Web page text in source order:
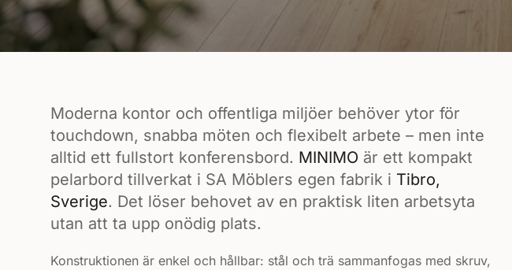
Moderna kontor och offentliga miljöer behöver ytor för
touchdown, snabba möten och flexibelt arbete – men inte
alltid ett fullstort konferensbord. MINIMO är ett kompakt
pelarbord tillverkat i SA Möblers egen fabrik i Tibro,
Sverige. Det löser behovet av en praktisk liten arbetsyta
utan att ta upp onödig plats.
Konstruktionen är enkel och hållbar: stål och trä sammanfogas med skruv,